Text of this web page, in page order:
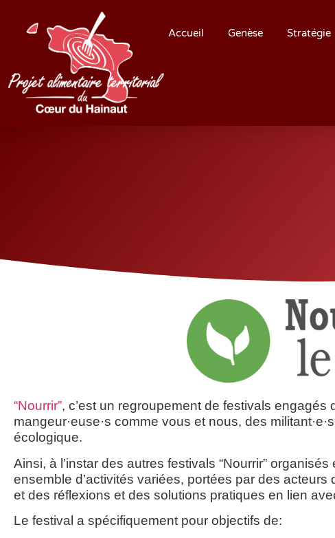
Accueil Genèse Stratégie
“Nour­rir”, c’est un regrou­pe­ment de fes­ti­vals
mangeur·euse·s comme vous et nous, des
écologique.
Ain­si, à l’ins­tar des autres fes­ti­vals “Nour­rir”
ensemble d’activités variées, por­tées par des
et des réflexions et des solu­tions pra­tiques en lien
Le fes­ti­val a spé­ci­fi­que­ment pour objec­tifs de: